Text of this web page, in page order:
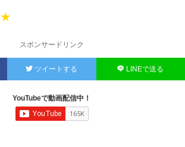
スポンサードリンク
ツイートする LINEで送る
YouTubeで動画配信中！